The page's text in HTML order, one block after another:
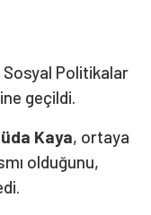
Sosyal Politikalar
geçildi.
Kaya, ortaya
olduğunu,